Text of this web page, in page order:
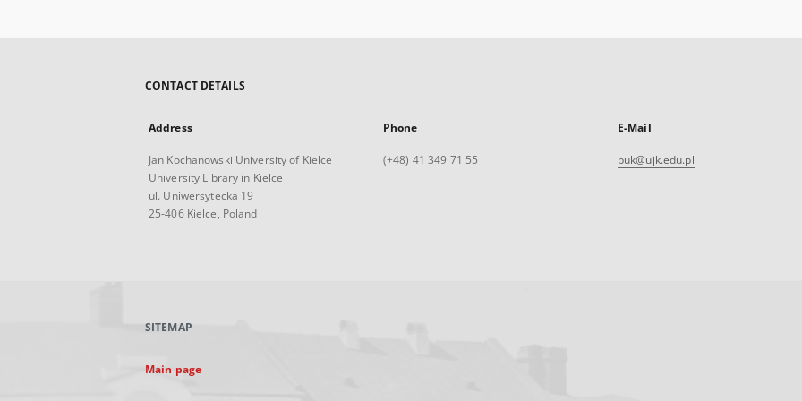
CONTACT DETAILS
Address
Jan Kochanowski University of Kielce
University Library in Kielce
ul. Uniwersytecka 19
25-406 Kielce, Poland
Phone
(+48) 41 349 71 55
E-Mail
buk@ujk.edu.pl
SITEMAP
Main page